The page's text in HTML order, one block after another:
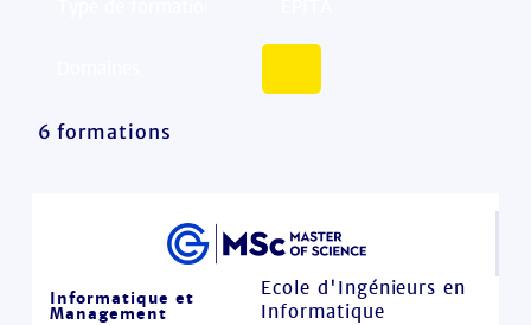
6 formations
Informatique et
Management
Ecole d'Ingénieurs en
Informatique